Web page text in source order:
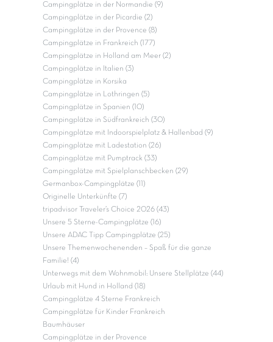
Campingplätze in der Normandie (9)
Campingplätze in der Picardie (2)
Campingplätze in der Provence (8)
Campingplätze in Frankreich (177)
Campingplätze in Holland am Meer (2)
Campingplätze in Italien (3)
Campingplätze in Korsika
Campingplätze in Lothringen (5)
Campingplätze in Spanien (10)
Campingplätze in Südfrankreich (30)
Campingplätze mit Indoorspielplatz & Hallenbad (9)
Campingplätze mit Ladestation (26)
Campingplätze mit Pumptrack (33)
Campingplätze mit Spielplanschbecken (29)
Germanbox-Campingplätze (11)
Originelle Unterkünfte (7)
tripadvisor Traveler’s Choice 2026 (43)
Unsere 5 Sterne-Campingplätze (16)
Unsere ADAC Tipp Campingplätze (25)
Unsere Themenwochenenden – Spaß für die ganze
Familie! (4)
Unterwegs mit dem Wohnmobil: Unsere Stellplätze (44)
Urlaub mit Hund in Holland (18)
Campingplätze 4 Sterne Frankreich
Campingplätze für Kinder Frankreich
Baumhäuser
Campingplätze in der Provence